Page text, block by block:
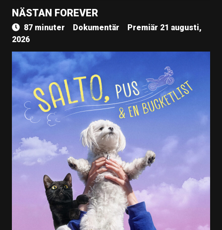
NÄSTAN FOREVER
87 minuter Dokumentär
Premiär 21 augusti,
2026